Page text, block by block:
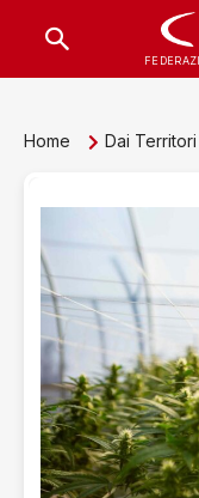
Home Dai Territori